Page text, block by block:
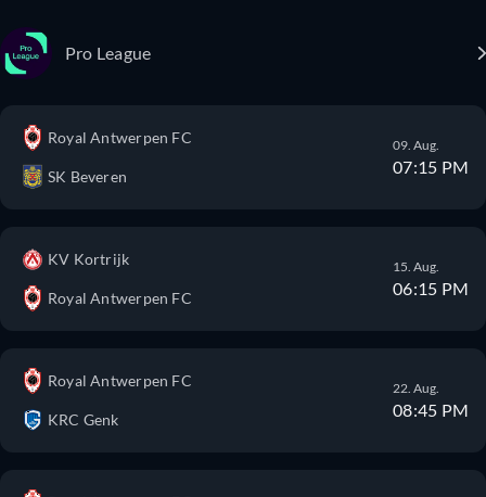
Pro League
Royal Antwerpen FC
SK Beveren
09. Aug.
07:15 PM
KV Kortrijk
Royal Antwerpen FC
15. Aug.
06:15 PM
Royal Antwerpen FC
KRC Genk
22. Aug.
08:45 PM